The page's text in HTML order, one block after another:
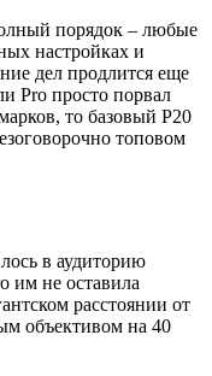
порядок – любые
настройках и
дел продлится еще
Pro просто порвал
то базовый P20
топовом
в аудиторию
им не оставила
расстоянии от
объективом на 40